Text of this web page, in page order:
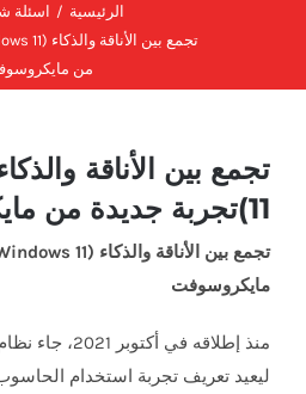
الرئيسية
اسئلة
من
11)تجربة جديدة من مايكروسوفت
تجمع بين الأناقة والذكاء (11
مايكروسوفت
ليعيد تعريف تجربة استخدام